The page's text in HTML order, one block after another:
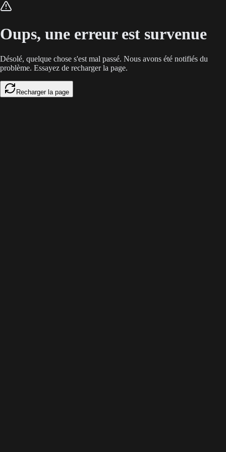
Le dérushage manuel des vidéos B2B épuise la rentabilité des
Oups, une erreur est survenue
Désolé, quelque chose s'est mal passé. Nous avons été notifiés du
problème. Essayez de recharger la page.
Recharger la page